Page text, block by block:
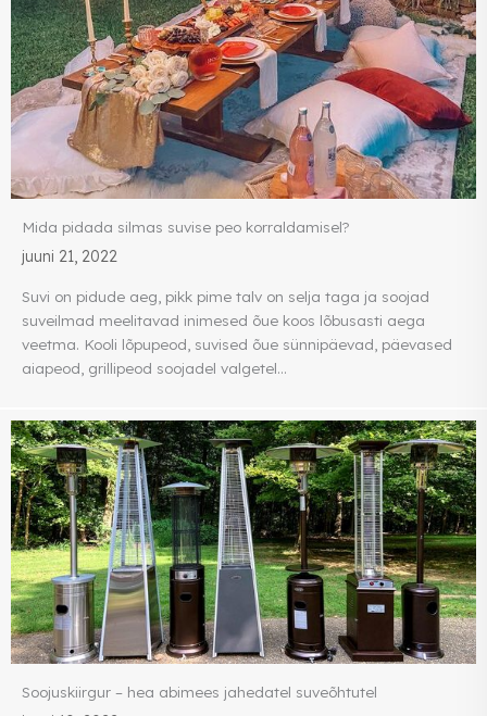
Mida pidada silmas suvise peo korraldamisel?
juuni 21, 2022
Suvi on pidude aeg, pikk pime talv on selja taga ja soojad
suveilmad meelitavad inimesed õue koos lõbusasti aega
veetma. Kooli lõpupeod, suvised õue sünnipäevad, päevased
aiapeod, grillipeod soojadel valgetel...
Soojuskiirgur – hea abimees jahedatel suveõhtutel